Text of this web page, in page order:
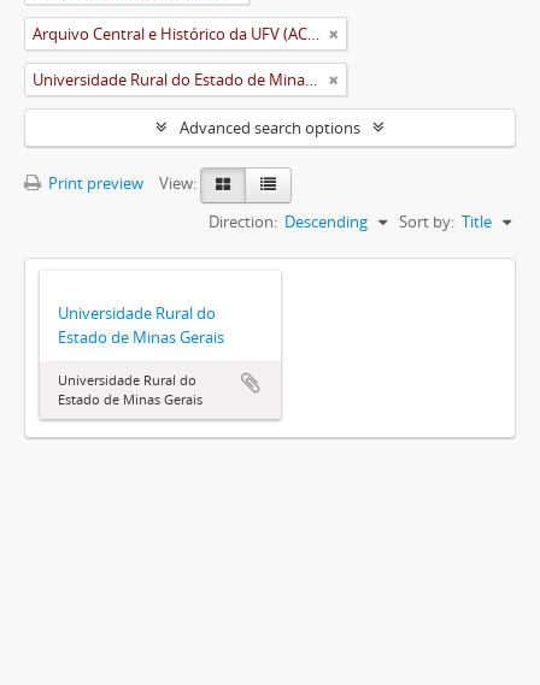
Arquivo Central e Histórico da UFV (ACH-UFV)
Universidade Rural do Estado de Minas Gerais (Uremg)
Advanced search options
Print preview
View:
Sort by: Title
Direction: Descending
Universidade Rural do
Estado de Minas Gerais
Universidade Rural do
Estado de Minas Gerais